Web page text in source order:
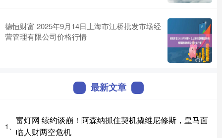
德恒财富 2025年9月14日上海市江桥批发市场经
营管理有限公司价格行情
最新文章
1、
富灯网 续约谈崩！阿森纳抓住契机撬维尼修斯，皇马面
临人财两空危机